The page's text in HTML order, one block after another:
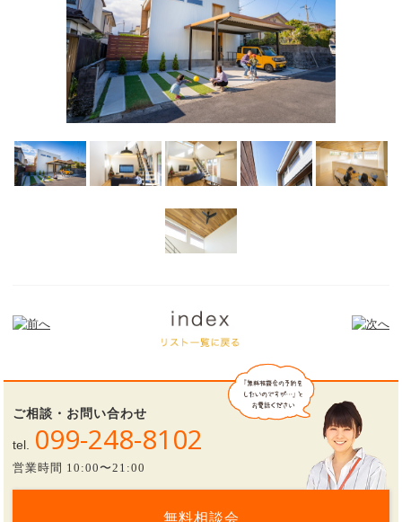
ご相談・お問い合わせ
tel. 099-248-8102
営業時間 10:00〜21:00
無料相談会